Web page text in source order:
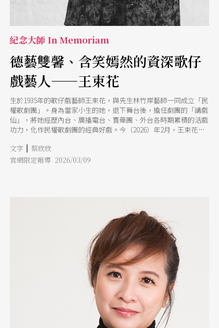
紀念大師 In Memoriam
德藝雙馨、含笑嫣然的資深歌仔
戲藝人——王束花
生於1935年的歌仔戲藝師王束花，與先生林竹岸藝師一同成立「民
權歌劇團」。身為當家小生的她，退下舞台後，擔任劇團的「講戲
仙」，將她經歷內台、廣播電台、賣藥團、外台各時期累積的活戲
功力，化作民權歌劇團的經典好戲。今（2026）年2月，王束花藝
花藝師編寫傳記《含笑嫣然：王束花歌仔戲演藝生涯》的蔡欣欣教
授，以這段文字紀念這位一生為歌仔戲奉獻的「束花媽媽」。
文字 | 蔡欣欣
官網限定報導 2026/03/09